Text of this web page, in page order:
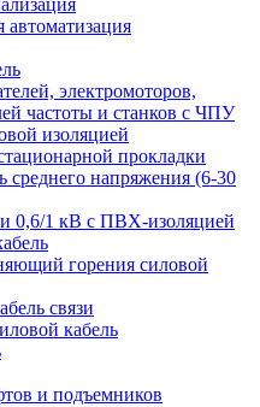
электромоторов,
частоты и станков с ЧПУ
изоляцией
прокладки
среднего напряжения (6-30
0,6/1 кВ с ПВХ-изоляцией
горения силовой
связи
кабель
и подъемников